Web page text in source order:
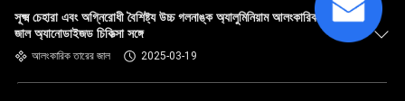
সূক্ষ্ম চেহারা এবং অগ্নিরোধী বৈশিষ্ট্য উচ্চ গলনাঙ্ক অ্যালুমিনিয়াম আলংকারিক তারের
জাল অ্যানোডাইজড চিকিত্সা সঙ্গে
আলংকারিক তারের জাল 2025-03-19